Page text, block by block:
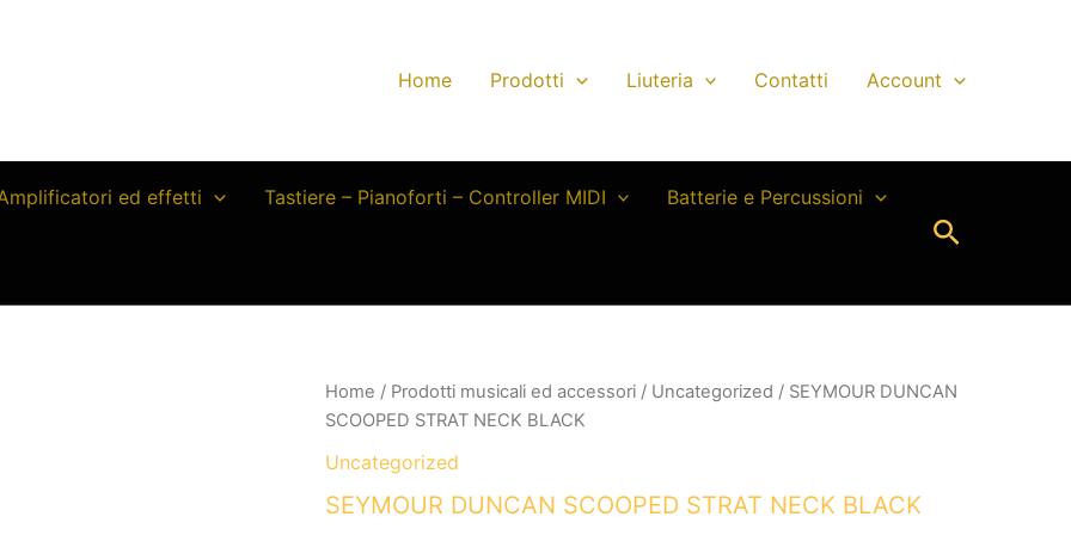
Home Prodotti Liuteria Contatti Account
ed effetti Tastiere – Pianoforti – Controller MIDI Batterie e Percussioni
Cerca
Home / Prodotti musicali ed accessori / Uncategorized / SEYMOUR DUNCAN
SCOOPED STRAT NECK BLACK
Uncategorized
SEYMOUR DUNCAN SCOOPED STRAT NECK BLACK